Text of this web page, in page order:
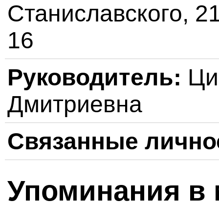
Станиславского,
16
Руководитель:
Дмитриевна
Связанные
Упоминания в